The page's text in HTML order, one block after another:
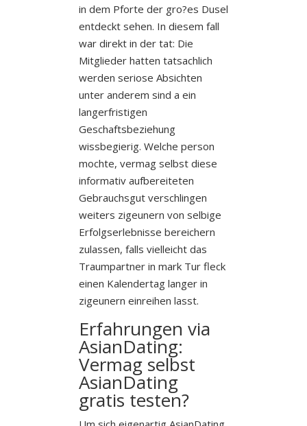
in dem Pforte der gro?es Dusel
entdeckt sehen. In diesem fall
war direkt in der tat: Die
Mitglieder hatten tatsachlich
werden seriose Absichten
unter anderem sind a ein
langerfristigen
Geschaftsbeziehung
wissbegierig. Welche person
mochte, vermag selbst diese
informativ aufbereiteten
Gebrauchsgut verschlingen
weiters zigeunern von selbige
Erfolgserlebnisse bereichern
zulassen, falls vielleicht das
Traumpartner in mark Tur fleck
einen Kalendertag langer in
zigeunern einreihen lasst.
Erfahrungen via
AsianDating:
Vermag selbst
AsianDating
gratis testen?